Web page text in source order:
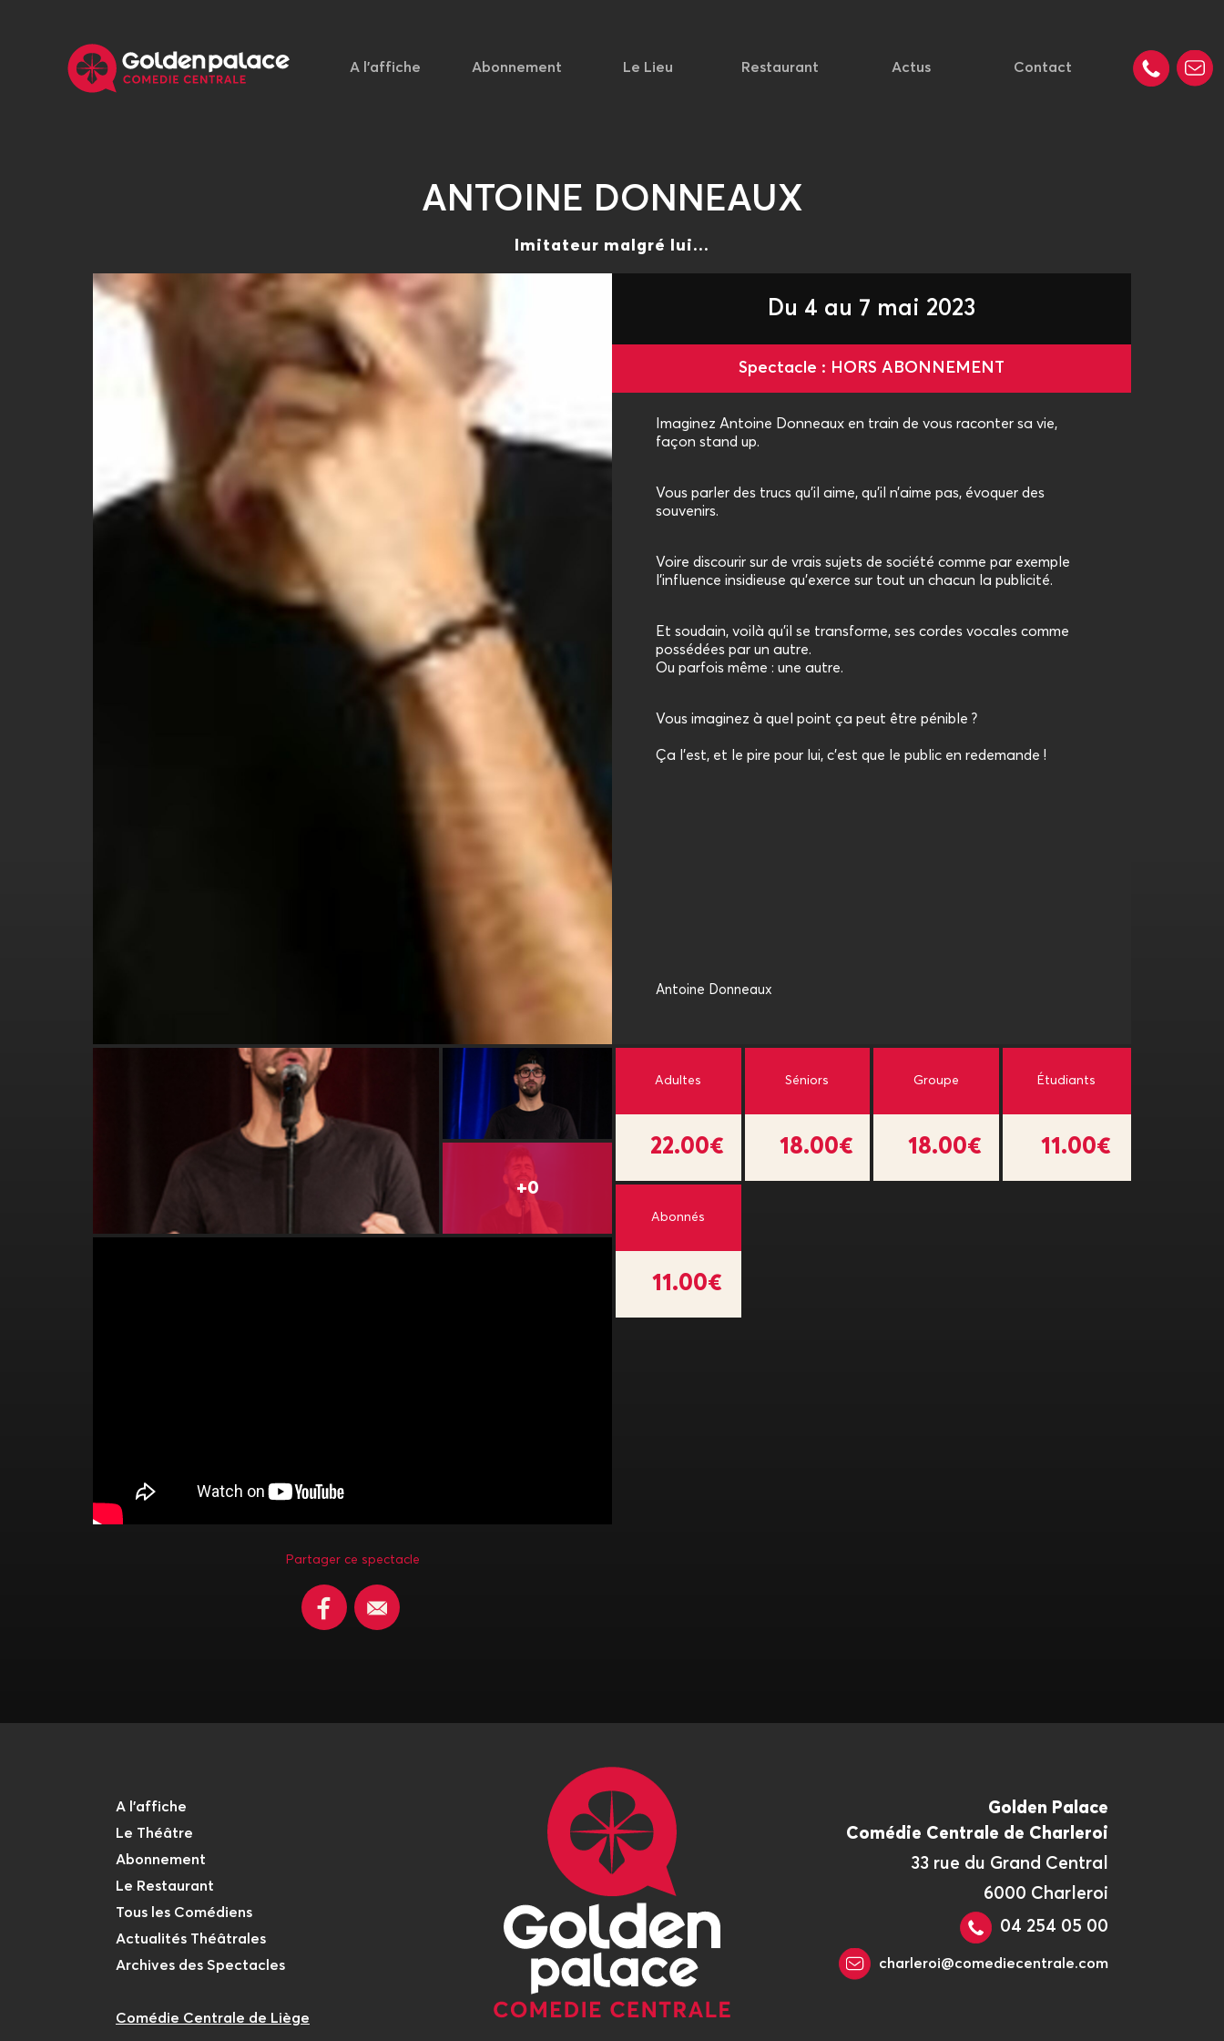
A l'affiche Abonnement Le Lieu Restaurant Actus Contact
ANTOINE DONNEAUX
Imitateur malgré lui...
Du 4 au 7 mai 2023
Spectacle : HORS ABONNEMENT
Imaginez Antoine Donneaux en train de vous raconter sa vie,
façon stand up.
Vous parler des trucs qu’il aime, qu’il n’aime pas, évoquer des
souvenirs.
Voire discourir sur de vrais sujets de société comme par exemple
l’influence insidieuse qu’exerce sur tout un chacun la publicité.
Et soudain, voilà qu’il se transforme, ses cordes vocales comme
possédées par un autre.
Ou parfois même : une autre.
Vous imaginez à quel point ça peut être pénible ?
Ça l’est, et le pire pour lui, c’est que le public en redemande !
Antoine Donneaux
Partager ce spectacle
Adultes
22.00€
Séniors
18.00€
Groupe
18.00€
Étudiants
11.00€
Abonnés
11.00€
A l'affiche
Le Théâtre
Abonnement
Le Restaurant
Tous les Comédiens
Actualités Théâtrales
Archives des Spectacles
Comédie Centrale de Liège
Golden Palace
Comédie Centrale de Charleroi
33 rue du Grand Central
6000 Charleroi
04 254 05 00
charleroi@comediecentrale.com